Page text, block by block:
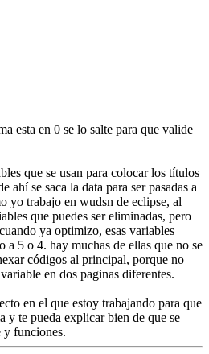
esta en 0 se lo salte para que valide
que se usan para colocar los títulos
ahí se saca la data para ser pasadas a
yo trabajo en wudsn de eclipse, al
que puedes ser eliminadas, pero
ya optimizo, esas variables
a 5 o 4. hay muchas de ellas que no se
códigos al principal, porque no
en dos paginas diferentes.
en el que estoy trabajando para que
y te pueda explicar bien de que se
y funciones.